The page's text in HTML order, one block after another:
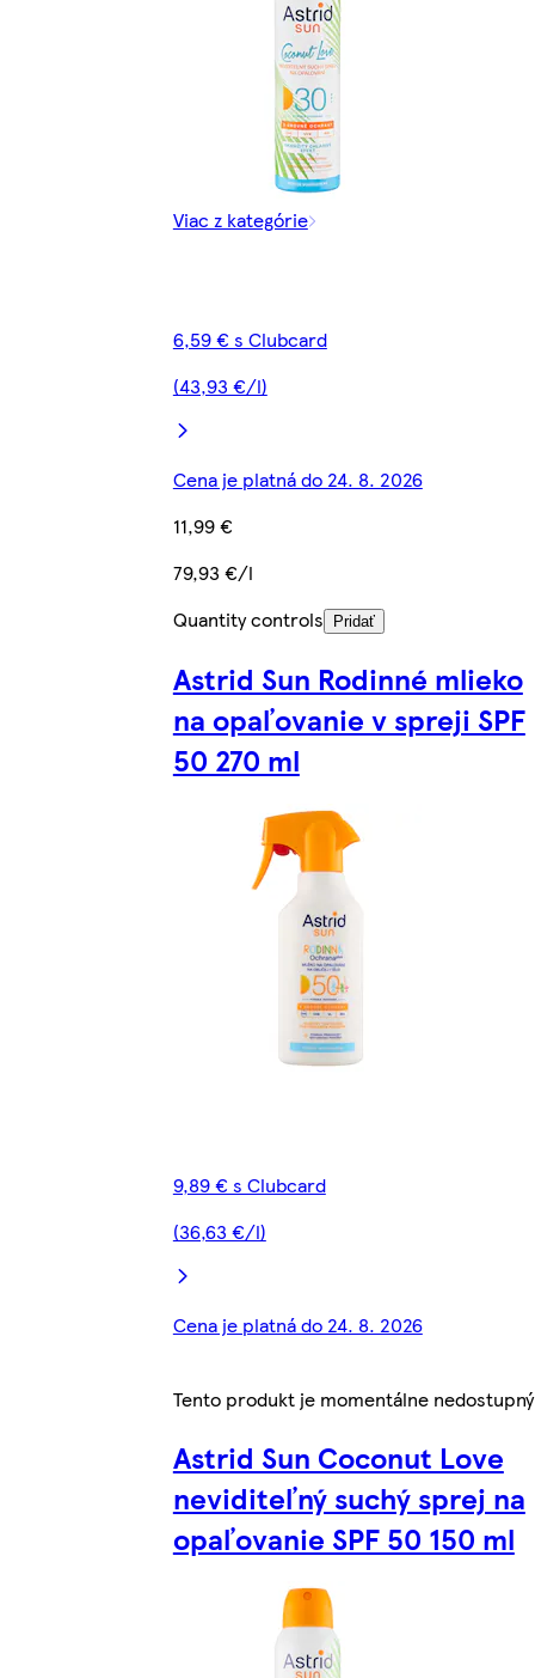
Viac z kategórie
6,59 € s Clubcard
(43,93 €/l)
Cena je platná do 24. 8. 2026
11,99 €
79,93 €/l
Quantity controls
Pridať
Astrid Sun Rodinné mlieko
na opaľovanie v spreji SPF
50 270 ml
9,89 € s Clubcard
(36,63 €/l)
Cena je platná do 24. 8. 2026
Tento produkt je momentálne nedostupný
Astrid Sun Coconut Love
neviditeľný suchý sprej na
opaľovanie SPF 50 150 ml